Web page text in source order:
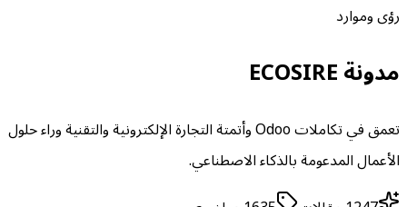
رؤى وموارد
مدونة ECOSIRE
تعمق في تكاملات Odoo وأتمتة التجارة الإلكترونية والتقنية وراء حلول
الأعمال المدعومة بالذكاء الاصطناعي.